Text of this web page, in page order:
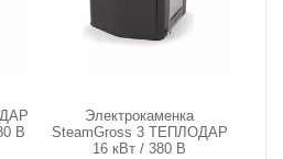
В
Электрокаменка
SteamGross 3 ТЕПЛОДАР
16 кВт / 380 В